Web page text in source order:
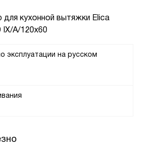
для кухонной вытяжки Elica
IX/A/120x60
эксплуатации на русском